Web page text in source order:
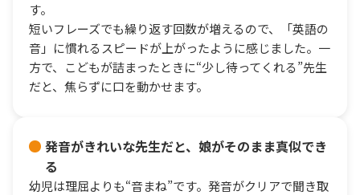
す。
短いフレーズでも繰り返す回数が増えるので、「英語の
音」に慣れるスピードが上がったように感じました。一
方で、こどもが詰まったときに“少し待ってくれる”先生
だと、焦らずに口を動かせます。
発音がきれいな先生だと、娘がそのまま真似でき
る
幼児は理屈よりも“音まね”です。発音がクリアで聞き取